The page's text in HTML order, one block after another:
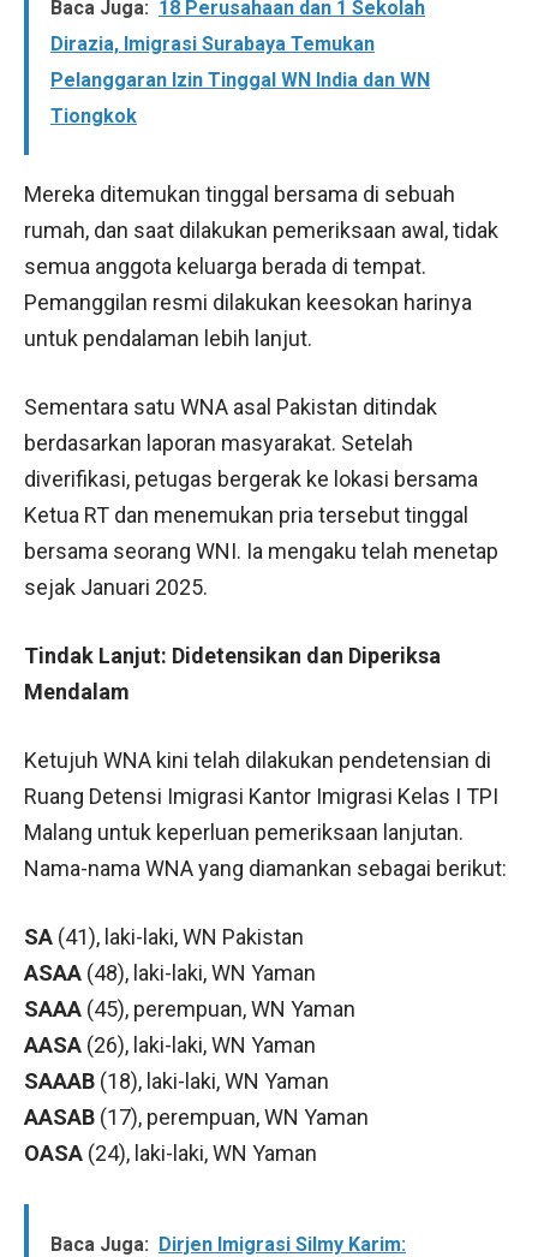
Baca Juga: 18 Perusahaan dan 1 Sekolah
Dirazia, Imigrasi Surabaya Temukan
Pelanggaran Izin Tinggal WN India dan WN
Tiongkok
Mereka ditemukan tinggal bersama di sebuah
rumah, dan saat dilakukan pemeriksaan awal, tidak
semua anggota keluarga berada di tempat.
Pemanggilan resmi dilakukan keesokan harinya
untuk pendalaman lebih lanjut.
Sementara satu WNA asal Pakistan ditindak
berdasarkan laporan masyarakat. Setelah
diverifikasi, petugas bergerak ke lokasi bersama
Ketua RT dan menemukan pria tersebut tinggal
bersama seorang WNI. Ia mengaku telah menetap
sejak Januari 2025.
Tindak Lanjut: Didetensikan dan Diperiksa
Mendalam
Ketujuh WNA kini telah dilakukan pendetensian di
Ruang Detensi Imigrasi Kantor Imigrasi Kelas I TPI
Malang untuk keperluan pemeriksaan lanjutan.
Nama-nama WNA yang diamankan sebagai berikut:
SA (41), laki-laki, WN Pakistan
ASAA (48), laki-laki, WN Yaman
SAAA (45), perempuan, WN Yaman
AASA (26), laki-laki, WN Yaman
SAAAB (18), laki-laki, WN Yaman
AASAB (17), perempuan, WN Yaman
OASA (24), laki-laki, WN Yaman
Baca Juga: Dirjen Imigrasi Silmy Karim: